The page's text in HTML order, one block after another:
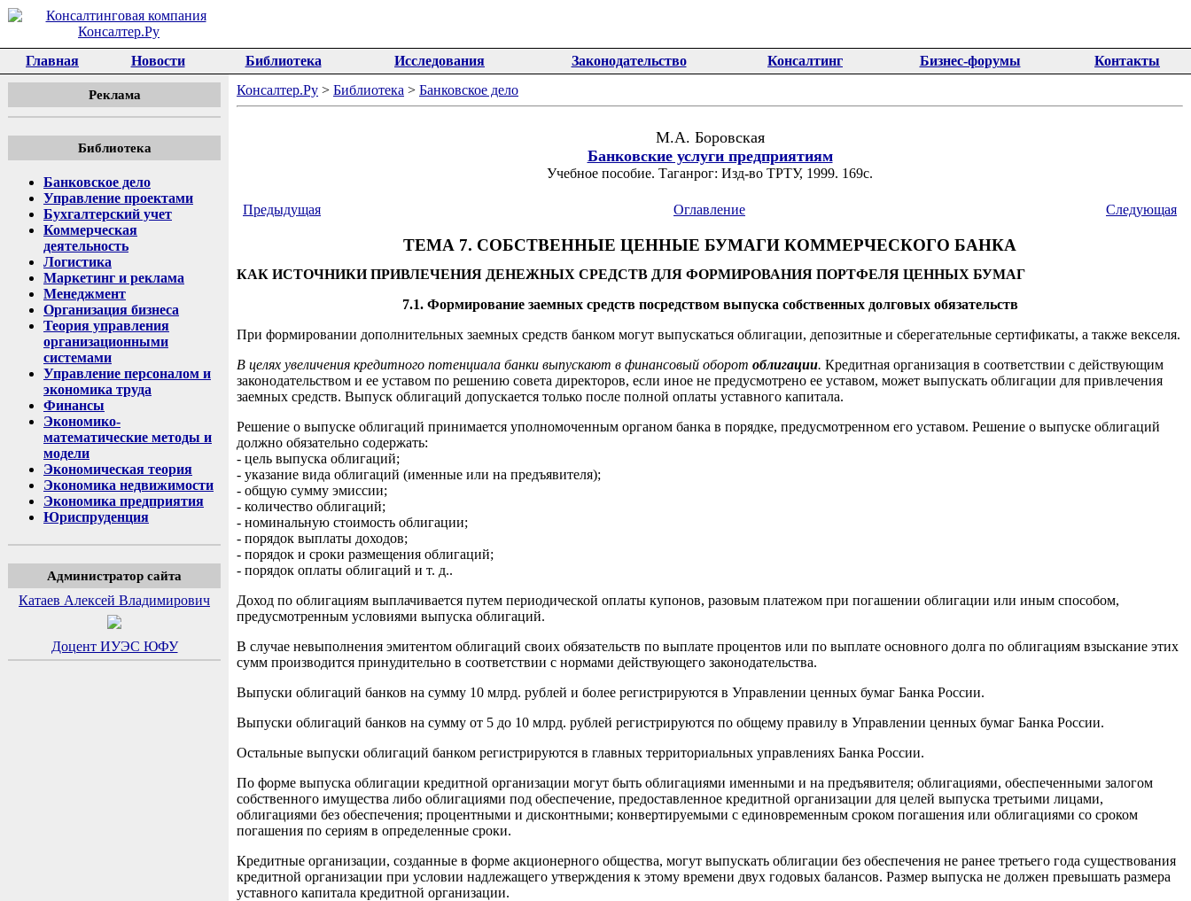
Главная Новости Библиотека Исследования Законодательство Консалтинг Бизнес-форумы Контакты
Реклама
Библиотека
Банковское дело
Управление проектами
Бухгалтерский учет
Коммерческая
деятельность
Логистика
Маркетинг и реклама
Менеджмент
Организация бизнеса
Теория управления
организационными
системами
Управление персоналом и
экономика труда
Финансы
Экономико-
математические методы и
модели
Экономическая теория
Экономика недвижимости
Экономика предприятия
Юриспруденция
Администратор сайта
Катаев Алексей Владимирович
Доцент ИУЭС ЮФУ
Консалтер.Ру > Библиотека > Банковское дело
М.А. Боровская
Банковские услуги предприятиям
Учебное пособие. Таганрог: Изд-во ТРТУ, 1999. 169с.
Предыдущая Оглавление Следующая
ТЕМА 7. СОБСТВЕННЫЕ ЦЕННЫЕ БУМАГИ КОММЕРЧЕСКОГО БАНКА
КАК ИСТОЧНИКИ ПРИВЛЕЧЕНИЯ ДЕНЕЖНЫХ СРЕДСТВ ДЛЯ ФОРМИРОВАНИЯ ПОРТФЕЛЯ ЦЕННЫХ БУМАГ
7.1. Формирование заемных средств посредством выпуска собственных долговых обязательств
При формировании дополнительных заемных средств банком могут выпускаться облигации, депозитные и сберегательные сертификаты, а также векселя.
В целях увеличения кредитного потенциала банки выпускают в финансовый оборот облигации. Кредитная организация в соответствии с действующим
законодательством и ее уставом по решению совета директоров, если иное не предусмотрено ее уставом, может выпускать облигации для привлечения
заемных средств. Выпуск облигаций допускается только после полной оплаты уставного капитала.
Решение о выпуске облигаций принимается уполномоченным органом банка в порядке, предусмотренном его уставом. Решение о выпуске облигаций
должно обязательно содержать:
- цель выпуска облигаций;
- указание вида облигаций (именные или на предъявителя);
- общую сумму эмиссии;
- количество облигаций;
- номинальную стоимость облигации;
- порядок выплаты доходов;
- порядок и сроки размещения облигаций;
- порядок оплаты облигаций и т. д..
Доход по облигациям выплачивается путем периодической оплаты купонов, разовым платежом при погашении облигации или иным способом,
предусмотренным условиями выпуска облигаций.
В случае невыполнения эмитентом облигаций своих обязательств по выплате процентов или по выплате основного долга по облигациям взыскание этих
сумм производится принудительно в соответствии с нормами действующего законодательства.
Выпуски облигаций банков на сумму 10 млрд. рублей и более регистрируются в Управлении ценных бумаг Банка России.
Выпуски облигаций банков на сумму от 5 до 10 млрд. рублей регистрируются по общему правилу в Управлении ценных бумаг Банка России.
Остальные выпуски облигаций банком регистрируются в главных территориальных управлениях Банка России.
По форме выпуска облигации кредитной организации могут быть облигациями именными и на предъявителя; облигациями, обеспеченными залогом
собственного имущества либо облигациями под обеспечение, предоставленное кредитной организации для целей выпуска третьими лицами,
облигациями без обеспечения; процентными и дисконтными; конвертируемыми с единовременным сроком погашения или облигациями со сроком
погашения по сериям в определенные сроки.
Кредитные организации, созданные в форме акционерного общества, могут выпускать облигации без обеспечения не ранее третьего года существования
кредитной организации при условии надлежащего утверждения к этому времени двух годовых балансов. Размер выпуска не должен превышать размера
уставного капитала кредитной организации.